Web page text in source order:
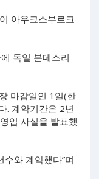
아우크스부르크
독일 분데스리
마감일인 1일(한
. 계약기간은 2년
입 사실을 발표했
수와 계약했다”며